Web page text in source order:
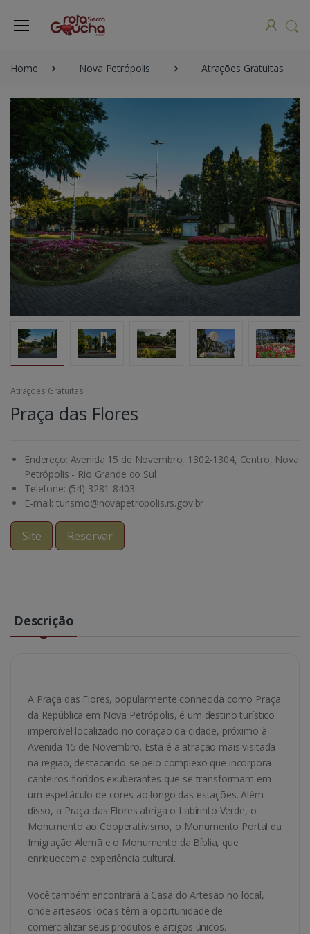
Home Nova Petrópolis Atrações Gratuitas
Atrações Gratuitas
Praça das Flores
Endereço: Avenida 15 de Novembro, 1302-1304, Centro, Nova
Petrópolis - Rio Grande do Sul
Telefone: (54) 3281-8403
E-mail: turismo@novapetropolis.rs.gov.br
Site Reservar
Descrição
A Praça das Flores, popularmente conhecida como Praça
da República em Nova Petrópolis, é um destino turístico
imperdível localizado no coração da cidade, próximo à
Avenida 15 de Novembro. Esta é a atração mais visitada
na região, destacando-se pelo complexo que incorpora
canteiros floridos exuberantes que se transformam em
um espetáculo de cores ao longo das estações. Além
disso, a Praça das Flores abriga o Labirinto Verde, o
Monumento ao Cooperativismo, o Monumento Portal da
Imigração Alemã e o Monumento da Bíblia, que
enriquecem a experiência cultural.
Você também encontrará a Casa do Artesão no local,
onde artesãos locais têm a oportunidade de
comercializar seus produtos e artigos únicos.